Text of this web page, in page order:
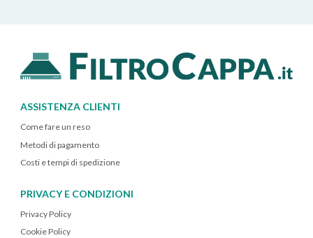
ASSISTENZA CLIENTI
Come fare un reso
Metodi di pagamento
Costi e tempi di spedizione
PRIVACY E CONDIZIONI
Privacy Policy
Cookie Policy